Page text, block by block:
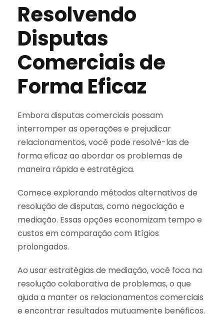
Resolvendo
Disputas
Comerciais de
Forma Eficaz
Embora disputas comerciais possam
interromper as operações e prejudicar
relacionamentos, você pode resolvê-las de
forma eficaz ao abordar os problemas de
maneira rápida e estratégica.
Comece explorando métodos alternativos de
resolução de disputas, como negociação e
mediação. Essas opções economizam tempo e
custos em comparação com litígios
prolongados.
Ao usar estratégias de mediação, você foca na
resolução colaborativa de problemas, o que
ajuda a manter os relacionamentos comerciais
e encontrar resultados mutuamente benéficos.